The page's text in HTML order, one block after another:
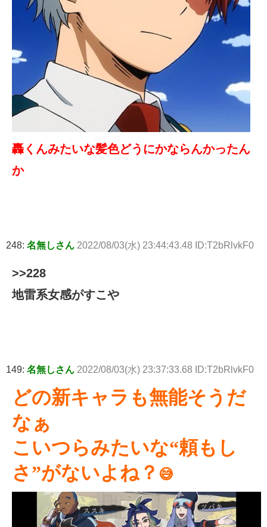
轟くんみたいな髪色どうにかならんかったん
か
248: 名無しさん 2022/08/03(水) 23:44:43.48 ID:T2bRlvkF0
>>228
地雷系女感がすこや
149: 名無しさん 2022/08/03(水) 23:37:33.68 ID:T2bRlvkF0
どの新キャラも無能そうだ
なぁ
こいつらみたいな“頼もし
さ”がないよね？ 😅